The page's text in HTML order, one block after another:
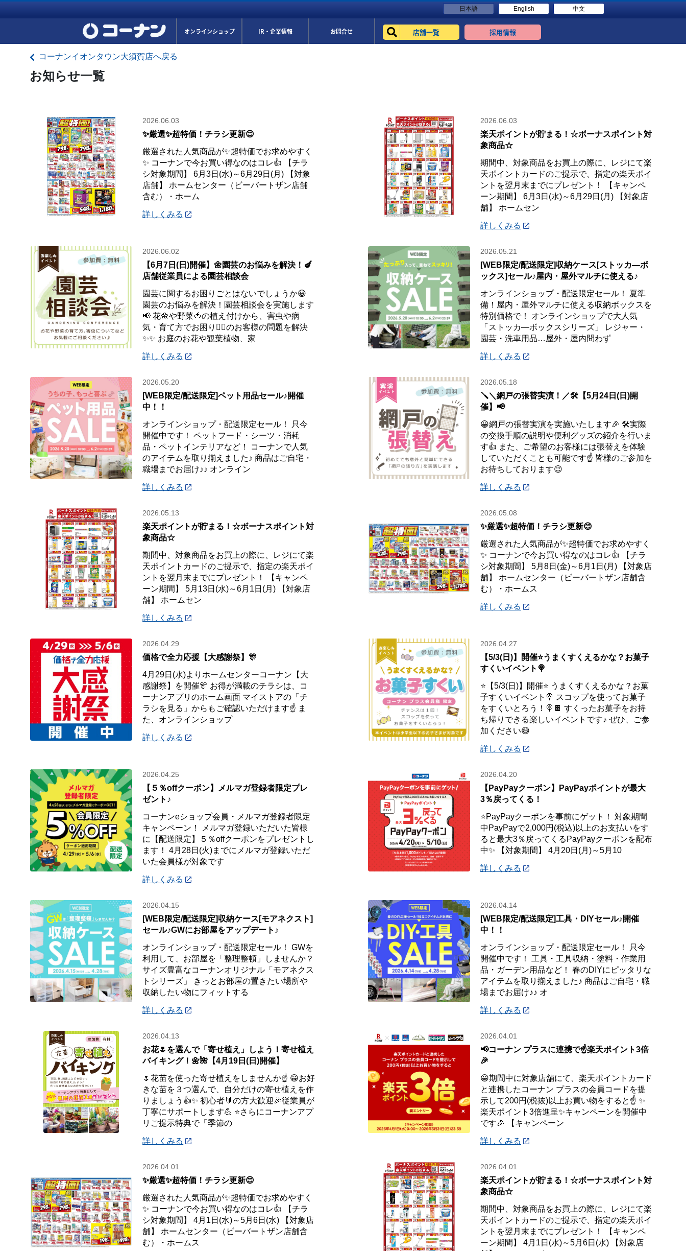
日本語 English 中文
オンラインショップ IR・企業情報 お問合せ 店舗一覧 採用情報
コーナンイオンタウン大須賀店へ戻る
お知らせ一覧
2026.06.03
✨厳選✨超特価！チラシ更新😊
厳選された人気商品が✨超特価でお求めやすく
✨ コーナンで今お買い得なのはコレ👍 【チラ
シ対象期間】 6月3日(水)～6月29日(月) 【対象
店舗】 ホームセンター（ビーバートザン店舗
含む）・ホーム
詳しくみる
2026.06.03
楽天ポイントが貯まる！☆ボーナスポイント対
象商品☆
期間中、対象商品をお買上の際に、レジにて楽
天ポイントカードのご提示で、指定の楽天ポイ
ントを翌月末までにプレゼント！ 【キャンペ
ーン期間】 6月3日(水)～6月29日(月) 【対象店
舗】 ホームセン
詳しくみる
2026.06.02
【6月7日(日)開催】🌼園芸のお悩みを解決！🍆
店舗従業員による園芸相談会
園芸に関するお困りごとはないでしょうか😀
園芸のお悩みを解決！園芸相談会を実施します
📢 花🌼や野菜🍅の植え付けから、害虫や病
気・育て方でお困り😮‍💨のお客様の問題を解決
✨✨ お庭のお花や観葉植物、家
詳しくみる
2026.05.21
[WEB限定/配送限定]収納ケース[ストッカ―ボ
ックス]セール♪屋内・屋外マルチに使える♪
オンラインショップ・配送限定セール！ 夏準
備！屋内・屋外マルチに使える収納ボックスを
特別価格で！ オンラインショップで大人気
「ストッカ―ボックスシリーズ」 レジャー・
園芸・洗車用品…屋外・屋内問わず
詳しくみる
2026.05.20
[WEB限定/配送限定]ペット用品セール♪開催
中！！
オンラインショップ・配送限定セール！ 只今
開催中です！ ペットフード・シーツ・消耗
品・ペットインテリアなど！ コーナンで人気
のアイテムを取り揃えました♪ 商品はご自宅・
職場までお届け♪♪ オンライン
詳しくみる
2026.05.18
🪛＼網戸の張替実演！／🛠️【5月24日(日)開
催】📢
😀網戸の張替実演を実施いたします🎉 🛠️実際
の交換手順の説明や便利グッズの紹介を行いま
す👍 また、ご希望のお客様には張替えを体験
していただくことも可能です☝️ 皆様のご参加を
お待ちしております😉
詳しくみる
2026.05.13
楽天ポイントが貯まる！☆ボーナスポイント対
象商品☆
期間中、対象商品をお買上の際に、レジにて楽
天ポイントカードのご提示で、指定の楽天ポイ
ントを翌月末までにプレゼント！ 【キャンペ
ーン期間】 5月13日(水)～6月1日(月) 【対象店
舗】 ホームセン
詳しくみる
2026.05.08
✨厳選✨超特価！チラシ更新😊
厳選された人気商品が✨超特価でお求めやすく
✨ コーナンで今お買い得なのはコレ👍 【チラ
シ対象期間】 5月8日(金)～6月1日(月) 【対象店
舗】 ホームセンター（ビーバートザン店舗含
む）・ホームス
詳しくみる
2026.04.29
価格で全力応援【大感謝祭】🎊
4月29日(水)よりホームセンターコーナン【大
感謝祭】を開催🎊 お得が満載のチラシは、コ
ーナンアプリのホーム画面 マイストアの「チ
ラシを見る」からもご確認いただけます☝️ ま
た、オンラインショップ
詳しくみる
2026.04.27
【5/3(日)】開催⭐️うまくすくえるかな？お菓子
すくいイベント🍭
⭐️【5/3(日)】開催⭐️ うまくすくえるかな？お菓
子すくいイベント🍭 スコップを使ってお菓子
をすくいとろう！🍭🍫 すくったお菓子をお持
ち帰りできる楽しいイベントです♪ ぜひ、ご参
加ください😄
詳しくみる
2026.04.25
【５％offクーポン】メルマガ登録者限定プレ
ゼント♪
コーナンeショップ会員・メルマガ登録者限定
キャンペーン！ メルマガ登録いただいた皆様
に【配送限定】５％offクーポンをプレゼントし
ます！ 4月28日(火)までにメルマガ登録いただ
いた会員様が対象です
詳しくみる
2026.04.20
【PayPayクーポン】PayPayポイントが最大
3％戻ってくる！
⭐PayPayクーポンを事前にゲット！ 対象期間
中PayPayで2,000円(税込)以上のお支払いをす
ると最大3％戻ってくるPayPayクーポンを配布
中✨ 【対象期間】 4月20日(月)～5月10
詳しくみる
2026.04.15
[WEB限定/配送限定]収納ケース[モアネクスト]
セール♪GWにお部屋をアップデート♪
オンラインショップ・配送限定セール！ GWを
利用して、お部屋を「整理整頓」しませんか？
サイズ豊富なコーナンオリジナル「モアネクス
トシリーズ」 きっとお部屋の置きたい場所や
収納したい物にフィットする
詳しくみる
2026.04.14
[WEB限定/配送限定]工具・DIYセール♪開催
中！！
オンラインショップ・配送限定セール！ 只今
開催中です！ 工具・工具収納・塗料・作業用
品・ガーデン用品など！ 春のDIYにピッタリな
アイテムを取り揃えました♪ 商品はご自宅・職
場までお届け♪♪ オ
詳しくみる
2026.04.13
お花🌷を選んで「寄せ植え」しよう！寄せ植え
バイキング！🌼🌺【4月19日(日)開催】
🌷花苗を使った寄せ植えをしませんか☝️ 😀お好
きな苗を３つ選んで、自分だけの寄せ植えを作
りましょう👍✨ 初心者🔰の方大歓迎🎉従業員が
丁寧にサポートします💪 ⭐さらにコーナンアプ
リご提示特典で「季節の
詳しくみる
2026.04.01
📢コーナン プラスに連携で☝️楽天ポイント3倍
🎉
😀期間中に対象店舗にて、楽天ポイントカード
と連携したコーナン プラスの会員コードを提
示して200円(税抜)以上お買い物をすると☝️ ✨
楽天ポイント3倍進呈✨キャンペーンを開催中
です🎉 【キャンペーン
詳しくみる
2026.04.01
✨厳選✨超特価！チラシ更新😊
厳選された人気商品が✨超特価でお求めやすく
✨ コーナンで今お買い得なのはコレ👍 【チラ
シ対象期間】 4月1日(水)～5月6日(水) 【対象店
舗】 ホームセンター（ビーバートザン店舗含
む）・ホームス
2026.04.01
楽天ポイントが貯まる！☆ボーナスポイント対
象商品☆
期間中、対象商品をお買上の際に、レジにて楽
天ポイントカードのご提示で、指定の楽天ポイ
ントを翌月末までにプレゼント！ 【キャンペ
ーン期間】 4月1日(水)～5月6日(水) 【対象店